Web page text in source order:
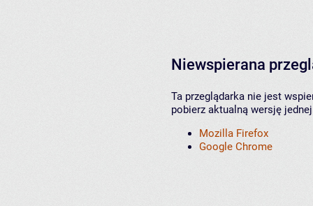
Niewspierana
Ta przeglądarka nie jest
pobierz aktualną wersję
Mozilla Firefox
Google Chrome